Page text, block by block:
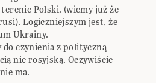
Polski. (wiemy już że
Logiczniejszym jest, że
Ukrainy.
do czynienia z polityczną
nie rosyjską. Oczywiście
ma.